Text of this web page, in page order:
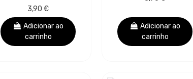
PRETO CARTUCHO
DE TINTA GENÉRICO
- SUBSTITUI
C13T07114012/C13T08914011
3,90 €
Adicionar ao
carrinho
SUBSTITUI
Adicionar ao
carrinho